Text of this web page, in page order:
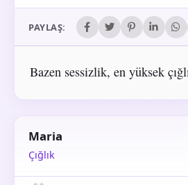
PAYLAŞ:
Bazen sessizlik, en yüksek
Maria
Çığlık